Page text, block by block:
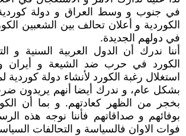
في جنوب و وسط العراق و دولة
الكوردية و أعلان تحالف بين الشعبين
في دولهم الجديدة.
أننا ندرك أن الدول العربية السنية و
الكورد في حرب ضد الشيعة و أيران
استغلال رغبة الكورد لأنشاء دولة كوردية
بشكل عام، و ندرك أيضا أنهم يريدون
بخجر من الظهر كعادتهم. و بما أن
بوفائهم و صداقاتهم فأننا نوجه هذه
فوات الاوان فالسياسة و التحالفات